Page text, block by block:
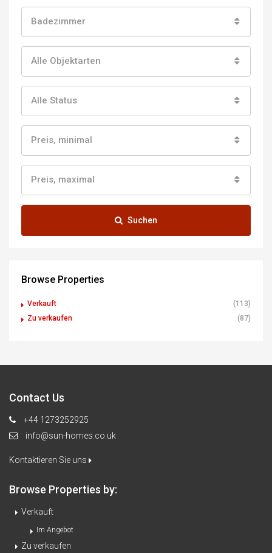
Badezimmer
Alle Objektarten
Alle Status
Preis, minimal
Preis, maximal
Suchen
Browse Properties
Verkauft
(113)
Zu verkaufen
(87)
Contact Us
+44 1273252925
info@sun-homes.co.uk
Kontaktieren Sie uns
Browse Properties by:
Verkauft
Im Angebot
Zu verkaufen